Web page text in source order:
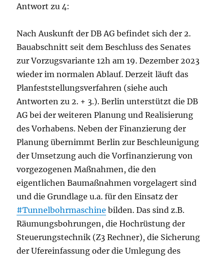
Antwort zu 4:
Nach Auskunft der DB AG befindet sich der 2.
Bauabschnitt seit dem Beschluss des Senates
zur Vorzugsvariante 12h am 19. Dezember 2023
wieder im normalen Ablauf. Derzeit läuft das
Planfeststellungsverfahren (siehe auch
Antworten zu 2. + 3.). Berlin unterstützt die DB
AG bei der weiteren Planung und Realisierung
des Vorhabens. Neben der Finanzierung der
Planung übernimmt Berlin zur Beschleunigung
der Umsetzung auch die Vorfinanzierung von
vorgezogenen Maßnahmen, die den
eigentlichen Baumaßnahmen vorgelagert sind
und die Grundlage u.a. für den Einsatz der
#Tunnelbohrmaschine bilden. Das sind z.B.
Räumungsbohrungen, die Hochrüstung der
Steuerungstechnik (Z3 Rechner), die Sicherung
der Ufereinfassung oder die Umlegung des